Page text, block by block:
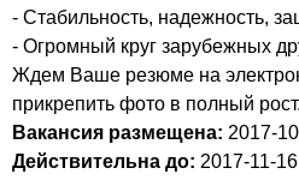
- Стабильность, надежность,
- Огромный круг зарубежных
Ждем Ваше резюме на
прикрепить фото в полный рост.
Вакансия размещена: 2017-
Действительна до: 2017-11-16